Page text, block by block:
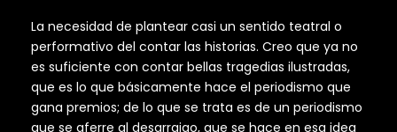
La necesidad de plantear casi un sentido teatral o
performativo del contar las historias. Creo que ya no
es suficiente con contar bellas tragedias ilustradas,
que es lo que básicamente hace el periodismo que
gana premios; de lo que se trata es de un periodismo
que se aferre al desarraigo, que se hace en esa idea